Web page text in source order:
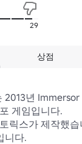
29
상점
2013년
게임입니다.
릭스가 제작했
니다.